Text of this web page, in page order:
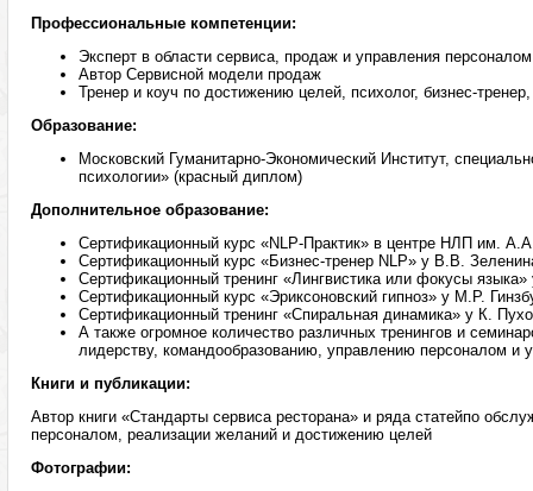
Профессиональные компетенции:
Эксперт в области сервиса, продаж и управления
Автор Сервисной модели продаж
Тренер и коуч по достижению целей, психолог, бизнес-
Образование:
Московский Гуманитарно-Экономический Институт,
психологии» (красный диплом)
Дополнительное образование:
Сертификационный курс «NLP-Практик» в центре НЛП им.
Сертификационный курс «Бизнес-тренер NLP» у В.В.
Сертификационный тренинг «Лингвистика или фокусы
Сертификационный курс «Эриксоновский гипноз» у М.Р.
Сертификационный тренинг «Спиральная динамика» у К.
А также огромное количество различных тренингов и
лидерству, командообразованию, управлению персоналом и
Книги и публикации:
Автор книги «Стандарты сервиса ресторана» и ряда статейпо
персоналом, реализации желаний и достижению целей
Фотографии: